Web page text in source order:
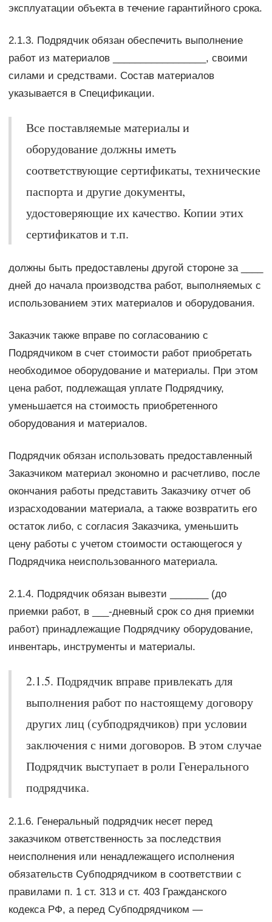
эксплуатации объекта в течение гарантийного срока.
2.1.3. Подрядчик обязан обеспечить выполнение
работ из материалов _________________, своими
силами и средствами. Состав материалов
указывается в Спецификации.
Все поставляемые материалы и
оборудование должны иметь
соответствующие сертификаты, технические
паспорта и другие документы,
удостоверяющие их качество. Копии этих
сертификатов и т.п.
должны быть предоставлены другой стороне за ____
дней до начала производства работ, выполняемых с
использованием этих материалов и оборудования.
Заказчик также вправе по согласованию с
Подрядчиком в счет стоимости работ приобретать
необходимое оборудование и материалы. При этом
цена работ, подлежащая уплате Подрядчику,
уменьшается на стоимость приобретенного
оборудования и материалов.
Подрядчик обязан использовать предоставленный
Заказчиком материал экономно и расчетливо, после
окончания работы представить Заказчику отчет об
израсходовании материала, а также возвратить его
остаток либо, с согласия Заказчика, уменьшить
цену работы с учетом стоимости остающегося у
Подрядчика неиспользованного материала.
2.1.4. Подрядчик обязан вывезти _______ (до
приемки работ, в ___-дневный срок со дня приемки
работ) принадлежащие Подрядчику оборудование,
инвентарь, инструменты и материалы.
2.1.5. Подрядчик вправе привлекать для
выполнения работ по настоящему договору
других лиц (субподрядчиков) при условии
заключения с ними договоров. В этом случае
Подрядчик выступает в роли Генерального
подрядчика.
2.1.6. Генеральный подрядчик несет перед
заказчиком ответственность за последствия
неисполнения или ненадлежащего исполнения
обязательств Субподрядчиком в соответствии с
правилами п. 1 ст. 313 и ст. 403 Гражданского
кодекса РФ, а перед Субподрядчиком —